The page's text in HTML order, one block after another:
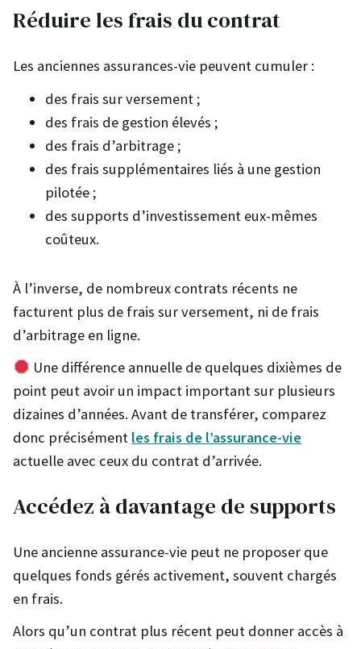
Réduire les frais du contrat
Les anciennes assurances-vie peuvent cumuler :
des frais sur versement ;
des frais de gestion élevés ;
des frais d’arbitrage ;
des frais supplémentaires liés à une gestion
pilotée ;
des supports d’investissement eux-mêmes
coûteux.
À l’inverse, de nombreux contrats récents ne
facturent plus de frais sur versement, ni de frais
d’arbitrage en ligne.
Une différence annuelle de quelques dixièmes de
point peut avoir un impact important sur plusieurs
dizaines d’années. Avant de transférer, comparez
donc précisément les frais de l’assurance-vie
actuelle avec ceux du contrat d’arrivée.
Accédez à davantage de supports
Une ancienne assurance-vie peut ne proposer que
quelques fonds gérés activement, souvent chargés
en frais.
Alors qu’un contrat plus récent peut donner accès à